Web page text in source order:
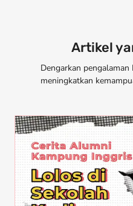
Artikel
Dengarkan
meningkatkan